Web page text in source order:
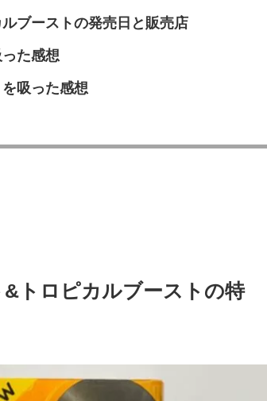
ブーストの発売日と販売店
た感想
吸った感想
トロピカルブーストの特